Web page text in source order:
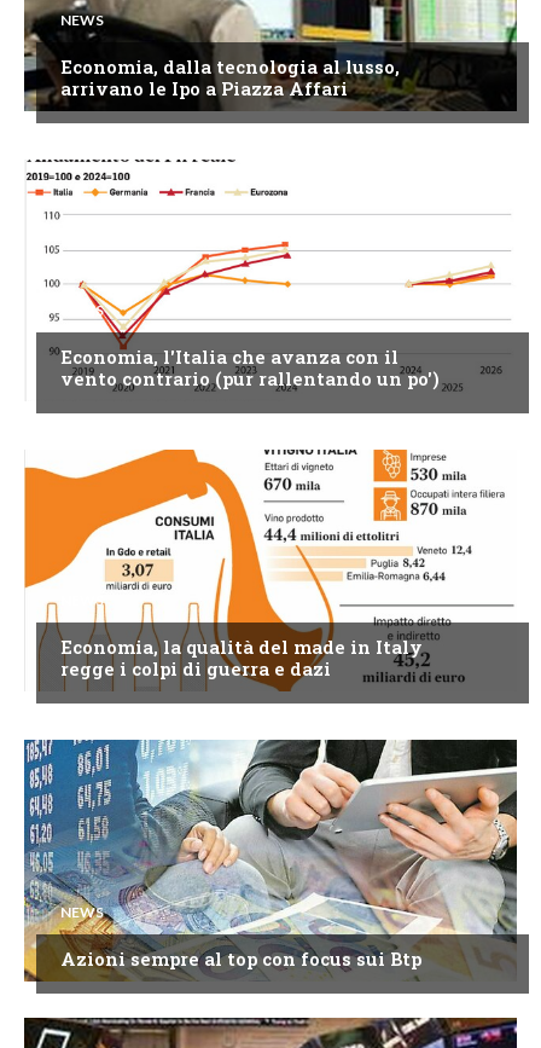
NEWS
Economia, dalla tecnologia al lusso,
arrivano le Ipo a Piazza Affari
NEWS
Economia, l'Italia che avanza con il
vento contrario (pur rallentando un po')
NEWS
Economia, la qualità del made in Italy
regge i colpi di guerra e dazi
NEWS
Azioni sempre al top con focus sui Btp